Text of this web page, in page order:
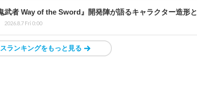
武者 Way of the Sword』開発陣が語るキャラクター造形と
2026.8.7 Fri 0:00
ランキングをもっと見る